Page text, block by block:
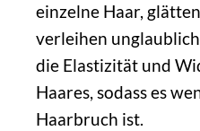
einzelne Haar,
verleihen
die Elastizität und
Haares, sodass es
Haarbruch ist.